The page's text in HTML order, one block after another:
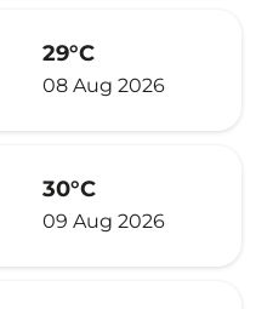
29°C
08 Aug 2026
30°C
09 Aug 2026